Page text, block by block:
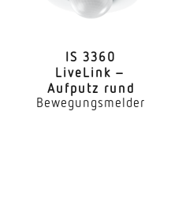
Dämmerungsschalter
IS 3360
LiveLink –
Aufputz rund
Bewegungsmelder